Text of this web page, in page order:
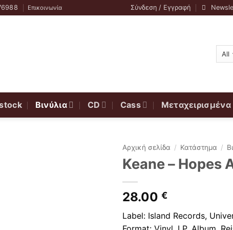
Επικοινωνία Σύνδεση / Εγγραφή
Βινύλια CD Cass Μεταχειρισμένα
Αρχική σελίδα / Κατάστημα /
Keane – Hopes
28.00 €
Label: Island Records,